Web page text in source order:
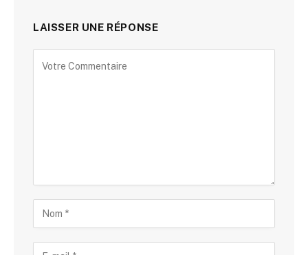
LAISSER UNE RÉPONSE